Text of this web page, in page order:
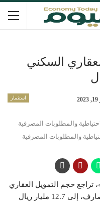
السكني
استثمار
والمطلوبات المصرفية
تراجع حجم التمويل العقاري
السكني الجديد المقدم للأفراد من المصارف، إلى 12.7 مليار ريال